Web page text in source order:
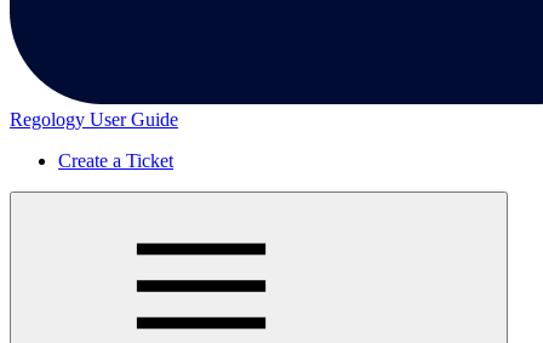
Regology User Guide
Create a Ticket